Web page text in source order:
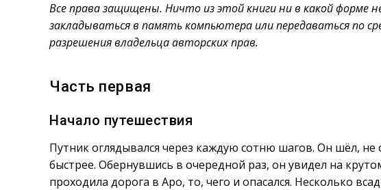
Все права защищены. Ничто из этой книги ни в какой форме
закладываться в память компьютера или передаваться по
разрешения владельца авторских прав.
Часть первая
Начало путешествия
Путник оглядывался через каждую сотню шагов. Он шёл, не
быстрее. Обернувшись в очередной раз, он увидел на
проходила дорога в Аро, то, чего и опасался. Несколько